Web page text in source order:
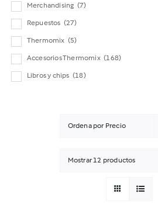
Merchandising (7)
Repuestos (27)
Thermomix (5)
Accesorios Thermomix (168)
Libros y chips (18)
Ordena por Precio
Mostrar12 productos